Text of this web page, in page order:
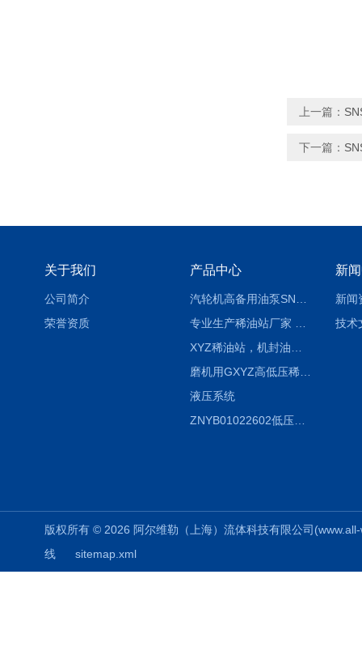
上一篇：
下一篇：
关于我们
公司简介
荣誉资质
产品中心
磨机用GXYZ高低压稀油站，静压油润滑系统
液压系统
ZNYB01022602低压螺杆泵
新
新闻
技术
版权所有 © 2026 阿尔维勒（上海）流体科技有限公司
线
sitemap.xml